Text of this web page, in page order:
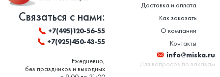
Связаться с нами:
+7(495)120-56-55
+7(925)450-43-55
Ежедневно,
без праздников и выходных
Доставка и оплата
Как заказать
О компании
Контакты
info@miska.ru
Для вопросов по заказам